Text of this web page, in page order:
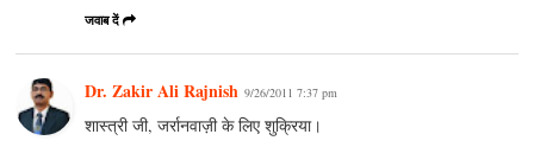
जवाब दें
Dr. Zakir Ali Rajnish 9/26/2011 7:37 pm
शास्‍त्री जी, जर्रानवाज़ी के लिए शुक्रिया।